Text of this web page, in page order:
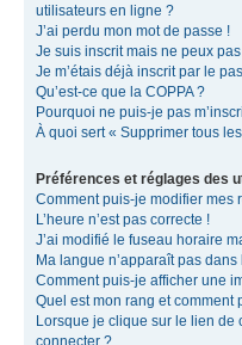
utilisateurs en ligne ?
J’ai perdu mon mot de passe !
Je suis inscrit mais ne peux
Je m’étais déjà inscrit par le
Qu’est-ce que la COPPA ?
Pourquoi ne puis-je pas
À quoi sert « Supprimer tous
Préférences et réglages des
Comment puis-je modifier mes
L’heure n’est pas correcte !
J’ai modifié le fuseau horaire
Ma langue n’apparaît pas dans
Comment puis-je afficher une
Quel est mon rang et comment
Lorsque je clique sur le lien de
connecter ?